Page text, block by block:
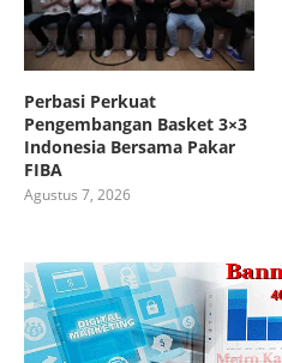
Perbasi Perkuat
Pengembangan Basket 3×3
Indonesia Bersama Pakar
FIBA
Agustus 7, 2026